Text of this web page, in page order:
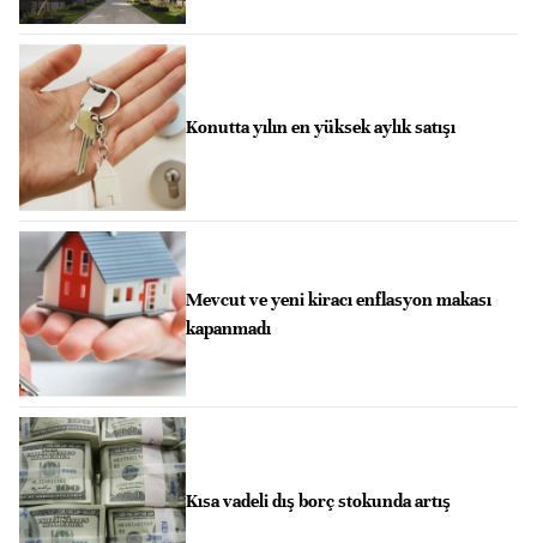
Konutta yılın en yüksek aylık satışı
Mevcut ve yeni kiracı enflasyon makası
kapanmadı
Kısa vadeli dış borç stokunda artış